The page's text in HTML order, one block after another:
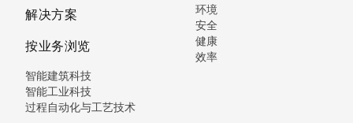
解决方案
按业务浏览
智能建筑科技
智能工业科技
过程自动化与工艺技术
环境
安全
健康
效率